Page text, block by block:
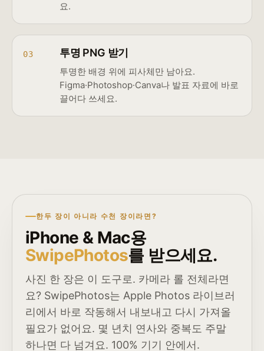
요.
03 투명 PNG 받기
투명한 배경 위에 피사체만 남아요.
Figma·Photoshop·Canva나 발표 자료에 바로
끌어다 쓰세요.
한두 장이 아니라 수천 장이라면?
iPhone & Mac용
SwipePhotos를 받으세요.
사진 한 장은 이 도구로. 카메라 롤 전체라면
요? SwipePhotos는 Apple Photos 라이브러
리에서 바로 작동해서 내보내고 다시 가져올
필요가 없어요. 몇 년치 연사와 중복도 주말
하나면 다 넘겨요. 100% 기기 안에서.